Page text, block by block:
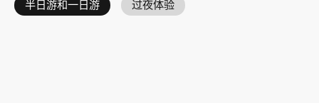
半日游和一日游 过夜体验